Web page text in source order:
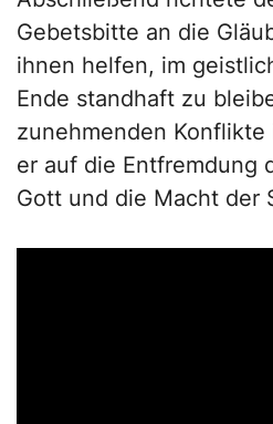
Gebetsbitte an die
ihnen helfen, im
Ende standhaft zu
zunehmenden
er auf die Entfremdung
Gott und die Macht der